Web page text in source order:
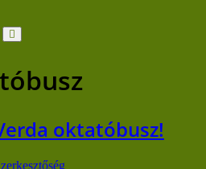
oktatóbusz!